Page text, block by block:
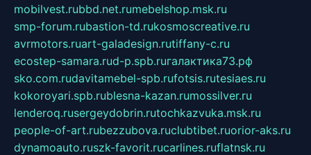
mobilvest.rubbd.net.rumebelshop.msk.ru
smp-forum.rubastion-td.rukosmoscreative.ru
avrmotors.ruart-galadesign.rutiffany-c.ru
ecostep-samara.rud-p.spb.ruгалактика73.рф
sko.com.rudavitamebel-spb.rufotsis.rutesiaes.ru
kokoroyari.spb.rublesna-kazan.rumossilver.ru
lenderoq.rusergeydobrin.rutochkazvuka.msk.ru
people-of-art.rubezzubova.ruclubtibet.ruorior-aks.ru
dynamoauto.ruszk-favorit.rucarlines.ruflatnsk.ru